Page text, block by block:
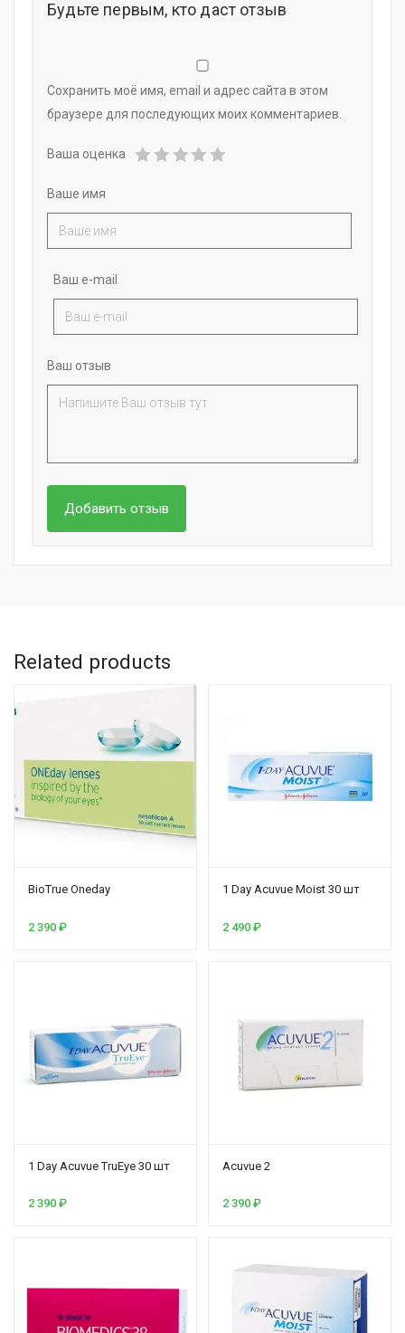
Будьте первым, кто даст отзыв
Ваше имя
Ваш e-mail
Сохранить моё имя, email и адрес сайта в этом
браузере для последующих моих комментариев.
Ваша оценка
Ваш отзыв
Related products
BioTrue Oneday
2 390 ₽
1 Day Acuvue Moist 30 шт
2 490 ₽
1 Day Acuvue TruEye 30 шт
2 390 ₽
Acuvue 2
2 390 ₽